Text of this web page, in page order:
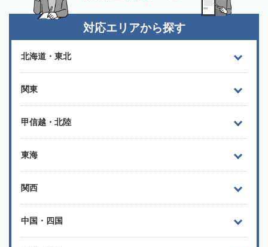
対応エリアから探す
北海道・東北
関東
甲信越・北陸
東海
関西
中国・四国